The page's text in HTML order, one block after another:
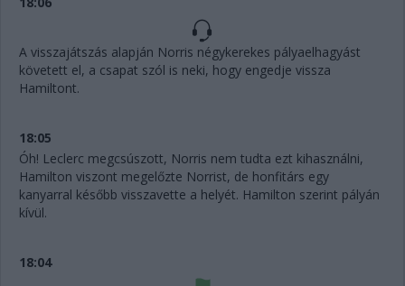
A visszajátszás alapján Norris négykerekes pályaelhagyást
követett el, a csapat szól is neki, hogy engedje vissza
Hamiltont.
18:05
Óh! Leclerc megcsúszott, Norris nem tudta ezt kihasználni,
Hamilton viszont megelőzte Norrist, de honfitárs egy
kanyarral később visszavette a helyét. Hamilton szerint pályán
kívül.
18:04